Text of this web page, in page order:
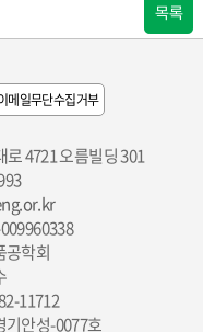
목록
메일무단수집거부
로 4721 오름빌딩 301
공학회
11712
기안성-0077호